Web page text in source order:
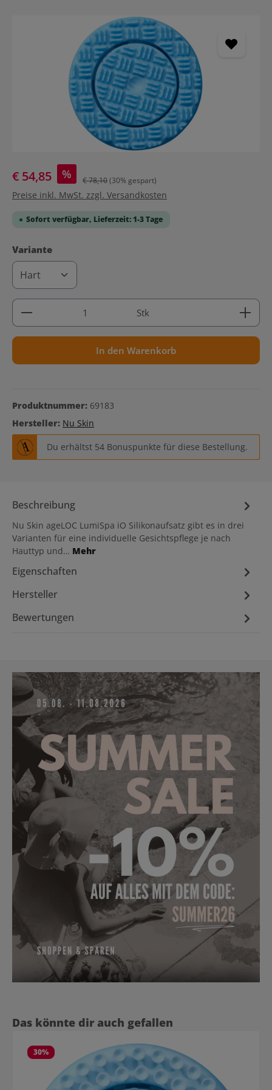
Bildergalerie überspringen
€ 54,85 % € 78,10(30% gespart)
Preise inkl. MwSt. zzgl. Versandkosten
Sofort verfügbar, Lieferzeit: 1-3 Tage
Varianteauswählen
Produkt Anzahl: Gib den gewünschten Wert ein
Stk
In den Warenkorb
Produktnummer: 69183
Hersteller: Nu Skin
Du erhältst 54 Bonuspunkte für diese Bestellung.
Beschreibung
Nu Skin ageLOC LumiSpa iO Silikonaufsatz gibt es in drei
Varianten für eine individuelle Gesichtspflege je nach
Hauttyp und… Mehr
Eigenschaften
Hersteller
Bewertungen
Produktgalerie überspringen
Das könnte dir auch gefallen
30%